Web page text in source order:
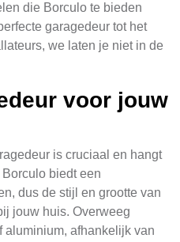
die Borculo te bieden
garagedeur tot het
we laten je niet in de
voor jouw
is cruciaal en hangt
biedt een
dus de stijl en grootte van
jouw huis. Overweeg
aluminium, afhankelijk van